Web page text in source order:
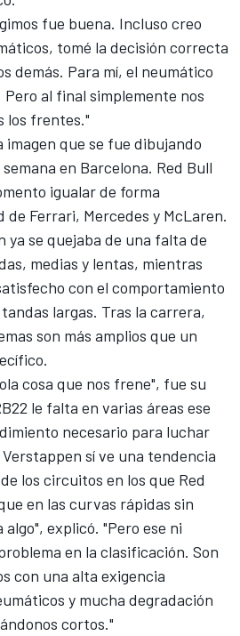
fue buena. Incluso creo
tomé la decisión correcta
demás. Para mí, el neumático
al final simplemente nos
los frentes."
imagen que se fue dibujando
en Barcelona. Red Bull
igualar de forma
de Ferrari, Mercedes y McLaren.
ya se quejaba de una falta de
medias y lentas, mientras
con el comportamiento
largas. Tras la carrera,
son más amplios que un
cosa que nos frene", fue su
le falta en varias áreas ese
necesario para luchar
sí ve una tendencia
los circuitos en los que Red
en las curvas rápidas sin
explicó. "Pero ese ni
en la clasificación. Son
con una alta exigencia
y mucha degradación
cortos."